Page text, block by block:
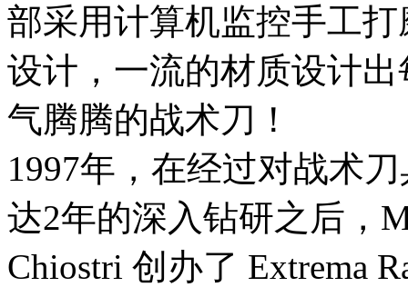
部采用计算机监控手工打
设计，一流的材质设计
气腾腾的战术刀！
1997年，在经过对战术
达2年的深入钻研之后，
Chiostri 创办了